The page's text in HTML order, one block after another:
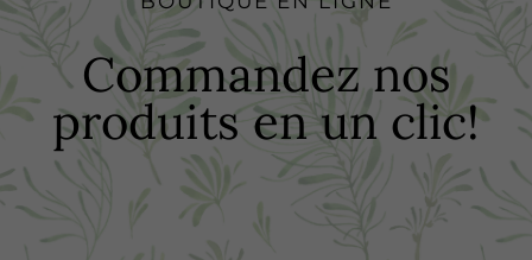
Recettes
Points de vente
Commandez nos
produits en un clic!